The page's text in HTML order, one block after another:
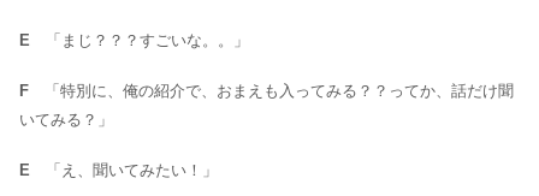
E 「まじ？？？すごいな。。」
F 「特別に、俺の紹介で、おまえも入ってみる？？ってか、話だけ聞
いてみる？」
E 「え、聞いてみたい！」